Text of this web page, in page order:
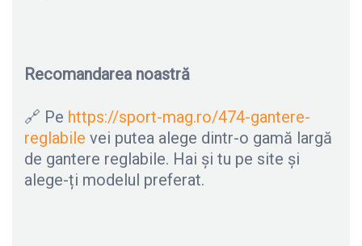
Recomandarea noastră
🔗 Pe https://sport-mag.ro/474-gantere-
reglabile vei putea alege dintr-o gamă largă
de gantere reglabile. Hai și tu pe site și
alege-ți modelul preferat.